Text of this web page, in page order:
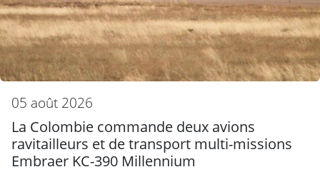
05 août 2026
La Colombie commande deux avions
ravitailleurs et de transport multi-missions
Embraer KC-390 Millennium